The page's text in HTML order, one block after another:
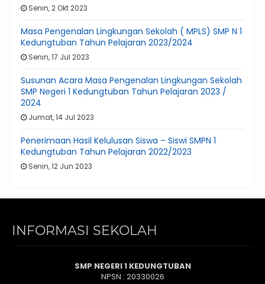
Senin, 2 Okt 2023
Masa Pengenalan Lingkungan Sekolah ( MPLS) SMP N 1
Kedungtuban Tahun Pelajaran 2023/2024
Senin, 17 Jul 2023
Susunan Acara Masa Pengenalan Lingkungan Sekolah
SMP Negeri 1 Kedungtuban Tahun Pelajaran 2023 /
2024
Jumat, 14 Jul 2023
Penerimaan Hasil Kelulusan Siswa – Siswi SMPN 1
Kedungtuban Tahun Pelajaran 2022/2023
Senin, 12 Jun 2023
INFORMASI SEKOLAH
SMP NEGERI 1 KEDUNGTUBAN
NPSN : 20330026